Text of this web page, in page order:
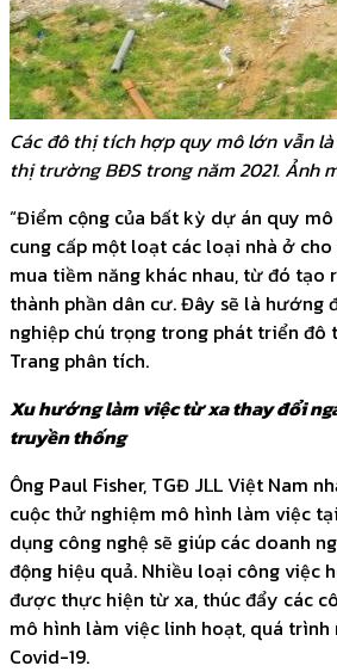
Các đô thị tích hợp quy mô lớn vẫn
thị trường BĐS trong năm 2021. Ảnh
“Điểm cộng của bất kỳ dự án quy
cung cấp một loạt các loại nhà ở
mua tiềm năng khác nhau, từ đó tạo
thành phần dân cư. Đây sẽ là hướng
nghiệp chú trọng trong phát triển đô
Trang phân tích.
Xu hướng làm việc từ xa thay đổi
truyền thống
Ông Paul Fisher, TGĐ JLL Việt Nam
cuộc thử nghiệm mô hình làm việc
dụng công nghệ sẽ giúp các doanh
động hiệu quả. Nhiều loại công việc
được thực hiện từ xa, thúc đẩy các
mô hình làm việc linh hoạt, quá
Covid-19.